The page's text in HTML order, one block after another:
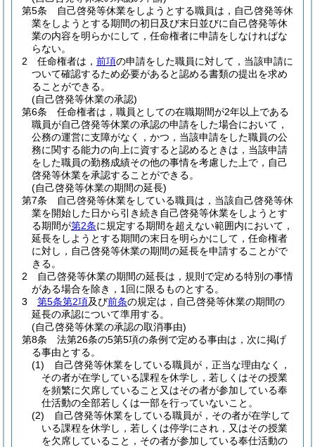
第5条
自己啓発等休業をしようとする職員は，自己啓発等休
業をしようとする期間の初日及び末日並びに自己啓発等休
業の内容を明らかにして，任命権者に申請をしなければな
らない。
2
任命権者は， 前項の申請をした職員に対して，当該申請に
ついて確認するため必要があると認める書類の提出を求め
ることができる。
(自己啓発等休業の承認)
第6条
任命権者は，職員としての在職期間が2年以上である
職員が自己啓発等休業の承認の申請をした場合において，
公務の運営に支障がなく，かつ，当該申請をした職員の公
務に関する能力の向上に資すると認めるときは，当該申請
をした職員の勤務成績その他の事情を考慮した上で，自己
啓発等休業を承認することができる。
(自己啓発等休業の期間の延長)
第7条
自己啓発等休業をしている職員は，当該自己啓発等休
業を開始した日から引き続き自己啓発等休業をしようとす
る期間が第2条に規定する期間を超えない範囲内において，
延長をしようとする期間の末日を明らかにして，任命権者
に対し，自己啓発等休業の期間の延長を申請することがで
きる。
2
自己啓発等休業の期間の延長は，規則で定める特別の事情
がある場合を除き，1回に限るものとする。
3
第5条第2項及び前条の規定は，自己啓発等休業の期間の
延長の承認について準用する。
(自己啓発等休業の承認の取消事由)
第8条
法第26条の5第5項の条例で定める事由は，次に掲げ
る事由とする。
(1)
自己啓発等休業をしている職員が，正当な理由なく，
その者が在学している課程を休学し，若しくはその授業
を頻繁に欠席していること又はその者が参加している奉
仕活動の全部若しくは一部を行っていないこと。
(2)
自己啓発等休業をしている職員が，その者が在学して
いる課程を休学し，若しくは停学にされ，又はその授業
を欠席していること，その者が参加している奉仕活動の